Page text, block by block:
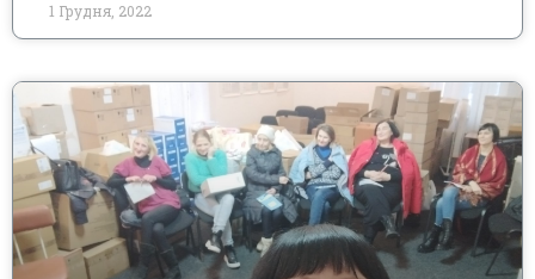
1 Грудня, 2022